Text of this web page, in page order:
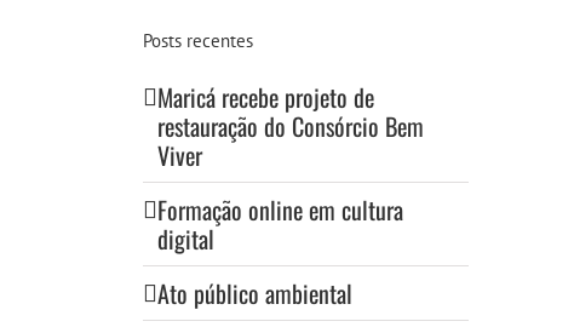
Posts recentes
Maricá recebe projeto de
restauração do Consórcio Bem
Viver
Formação online em cultura
digital
Ato público ambiental